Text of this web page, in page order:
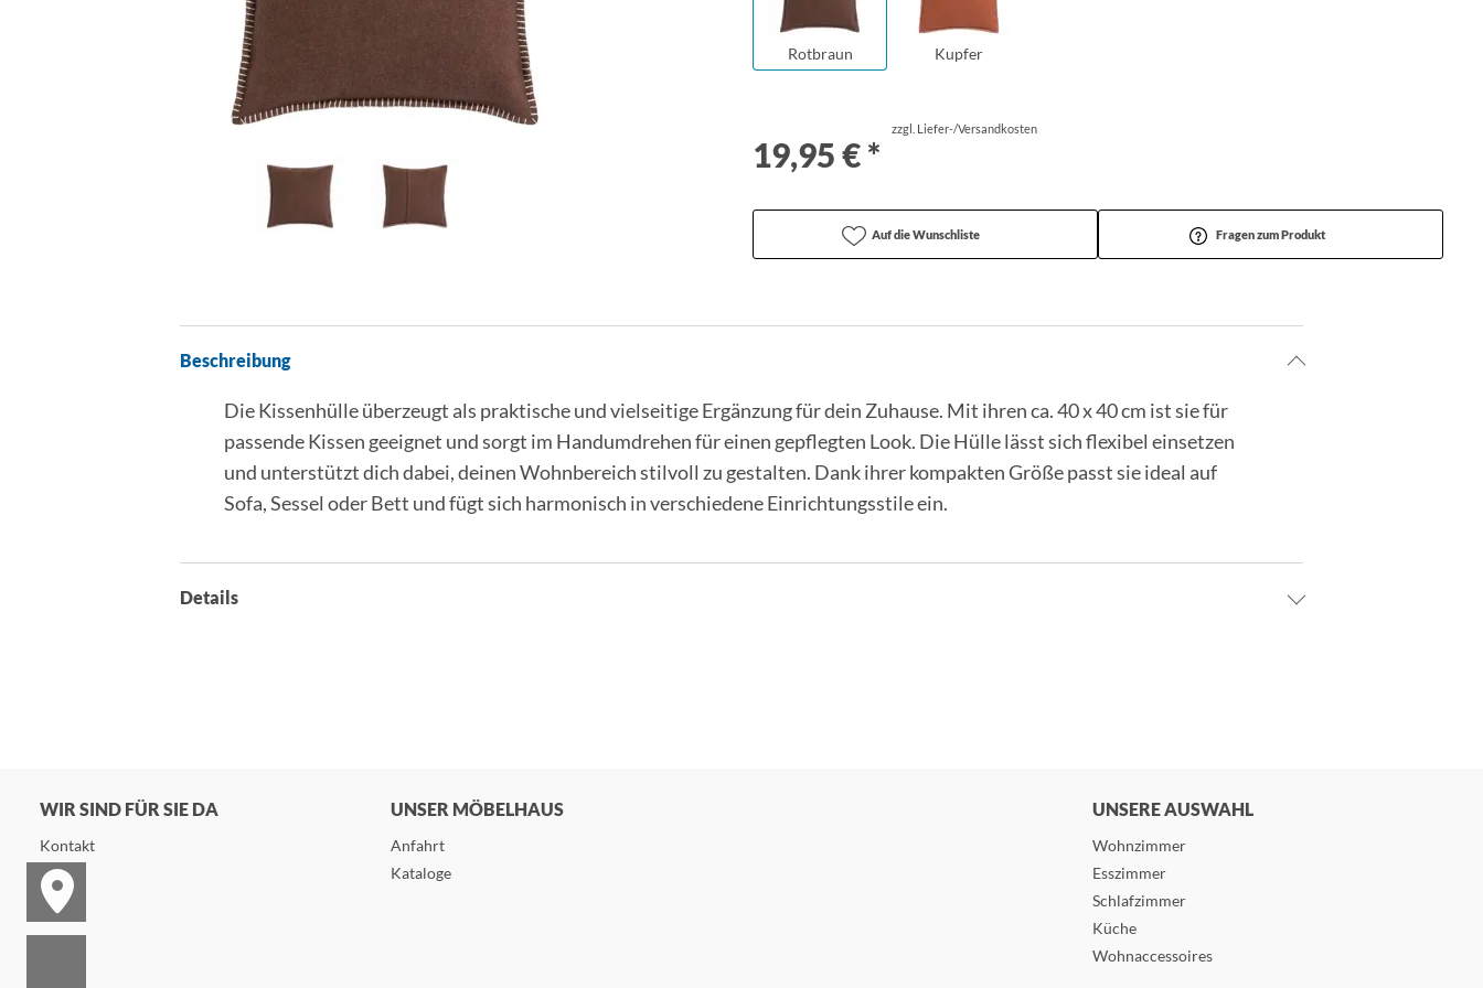
Rotbraun Kupfer
19,95 € *
zzgl. Liefer-/Versandkosten
Auf die Wunschliste Fragen zum Produkt
Beschreibung
Die Kissenhülle überzeugt als praktische und vielseitige Ergänzung für dein Zuhause. Mit ihren ca. 40 x 40 cm ist sie für
passende Kissen geeignet und sorgt im Handumdrehen für einen gepflegten Look. Die Hülle lässt sich flexibel einsetzen
und unterstützt dich dabei, deinen Wohnbereich stilvoll zu gestalten. Dank ihrer kompakten Größe passt sie ideal auf
Sofa, Sessel oder Bett und fügt sich harmonisch in verschiedene Einrichtungsstile ein.
Details
WIR SIND FÜR SIE DA
Kontakt
UNSER MÖBELHAUS
Anfahrt
Kataloge
UNSERE AUSWAHL
Wohnzimmer
Esszimmer
Schlafzimmer
Küche
Wohnaccessoires